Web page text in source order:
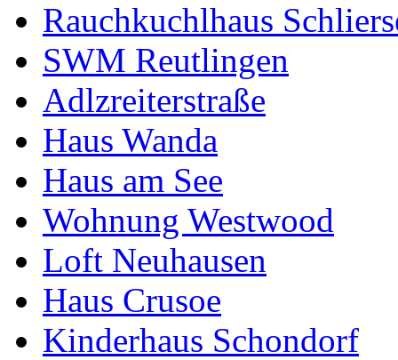
Rauchkuchlhaus
SWM Reutlingen
Adlzreiterstraße
Haus Wanda
Haus am See
Wohnung Westwood
Loft Neuhausen
Haus Crusoe
Kinderhaus Schondorf